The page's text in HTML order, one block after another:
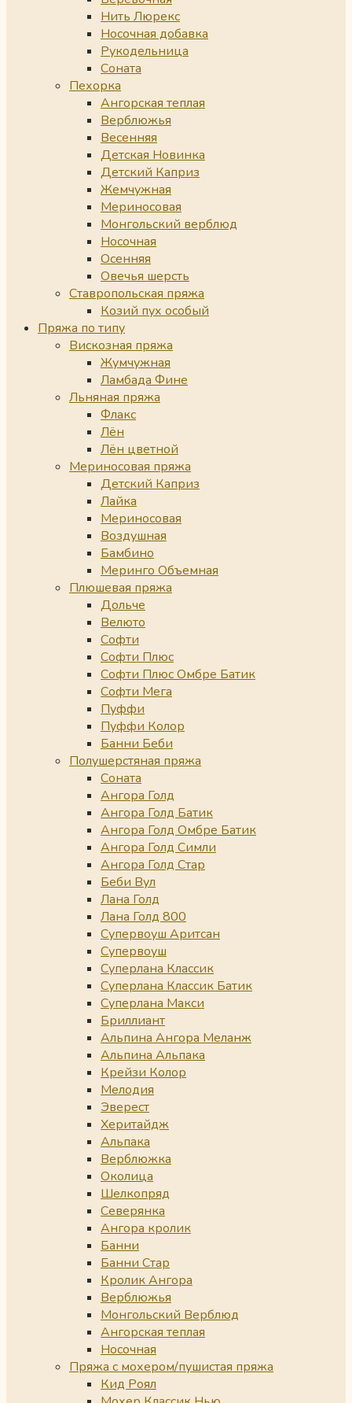
Нить Люрекс
Носочная добавка
Рукодельница
Соната
Пехорка
Ангорская теплая
Верблюжья
Весенняя
Детская Новинка
Детский Каприз
Жемчужная
Мериносовая
Монгольский верблюд
Носочная
Осенняя
Овечья шерсть
Ставропольская пряжа
Козий пух особый
Пряжа по типу
Вискозная пряжа
Жумчужная
Ламбада Фине
Льняная пряжа
Флакс
Лён
Лён цветной
Мериносовая пряжа
Детский Каприз
Лайка
Мериносовая
Воздушная
Бамбино
Меринго Объемная
Плюшевая пряжа
Дольче
Велюто
Софти
Софти Плюс
Софти Плюс Омбре Батик
Софти Мега
Пуффи
Пуффи Колор
Банни Беби
Полушерстяная пряжа
Соната
Ангора Голд
Ангора Голд Батик
Ангора Голд Омбре Батик
Ангора Голд Симли
Ангора Голд Стар
Беби Вул
Лана Голд
Лана Голд 800
Супервоуш Аритсан
Супервоуш
Суперлана Классик
Суперлана Классик Батик
Суперлана Макси
Бриллиант
Альпина Ангора Меланж
Альпина Альпака
Крейзи Колор
Мелодия
Эверест
Херитайдж
Альпака
Верблюжка
Околица
Шелкопряд
Северянка
Ангора кролик
Банни
Банни Стар
Кролик Ангора
Верблюжья
Монгольский Верблюд
Ангорская теплая
Носочная
Пряжа с мохером/пушистая пряжа
Кид Роял